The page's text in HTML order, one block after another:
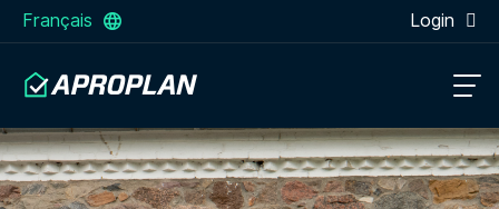
Français Login